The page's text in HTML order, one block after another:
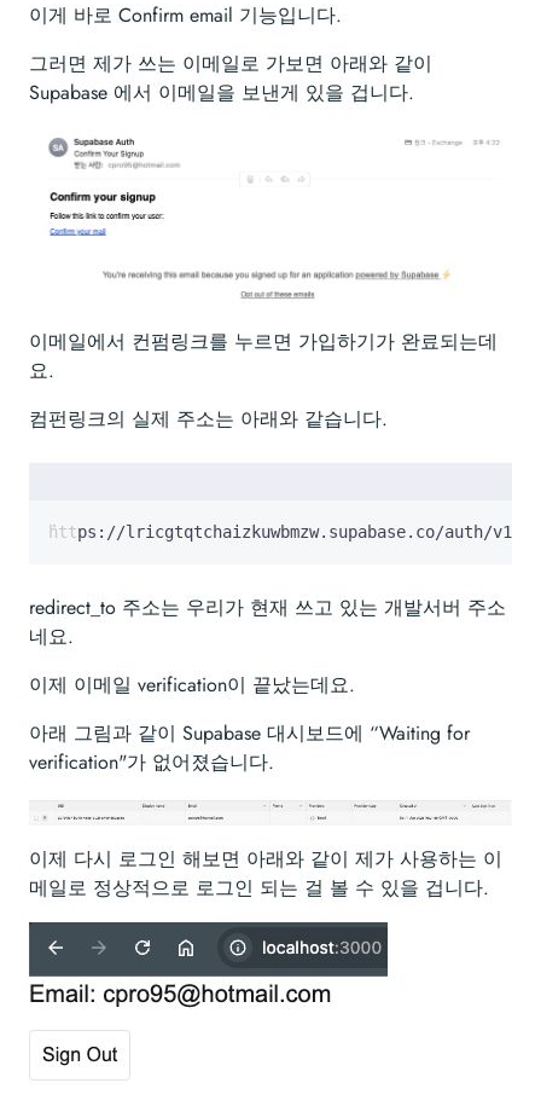
이게 바로 Confirm email 기능입니다.
그러면 제가 쓰는 이메일로 가보면 아래와 같이
Supabase 에서 이메일을 보낸게 있을 겁니다.
이메일에서 컨펌링크를 누르면 가입하기가 완료되는데
요.
컴펀링크의 실제 주소는 아래와 같습니다.
https://lricgtqtchaizkuwbmzw.supabase.co/auth/v1/
redirect_to 주소는 우리가 현재 쓰고 있는 개발서버 주소
네요.
이제 이메일 verification이 끝났는데요.
아래 그림과 같이 Supabase 대시보드에 “Waiting for
verification"가 없어졌습니다.
이제 다시 로그인 해보면 아래와 같이 제가 사용하는 이
메일로 정상적으로 로그인 되는 걸 볼 수 있을 겁니다.